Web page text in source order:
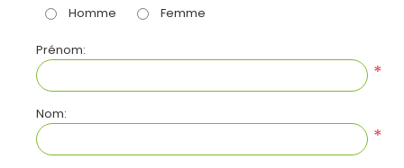
Homme
Femme
Prénom:
*
Nom:
*